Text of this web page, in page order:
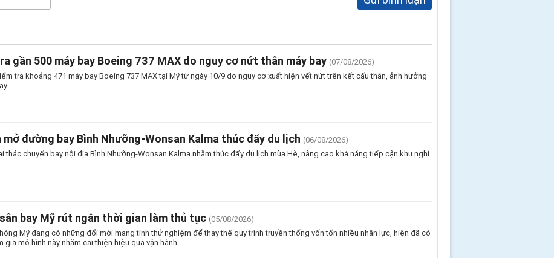
gần 500 máy bay Boeing 737 MAX do nguy cơ nứt thân máy bay (07/08/2026)
tra khoảng 471 máy bay Boeing 737 MAX tại Mỹ từ ngày 10/9 do nguy cơ xuất hiện vết nứt trên kết cấu thân, ảnh hưởng
mở đường bay Bình Nhưỡng-Wonsan Kalma thúc đẩy du lịch (06/08/2026)
thác chuyến bay nội địa Bình Nhưỡng-Wonsan Kalma nhằm thúc đẩy du lịch mùa Hè, nâng cao khả năng tiếp cận khu nghỉ
bay Mỹ rút ngắn thời gian làm thủ tục (05/08/2026)
Mỹ đang có những đổi mới mang tính thử nghiệm để thay thế quy trình truyền thống vốn tốn nhiều nhân lực, hiện đã có
gia mô hình này nhằm cải thiện hiệu quả vận hành.